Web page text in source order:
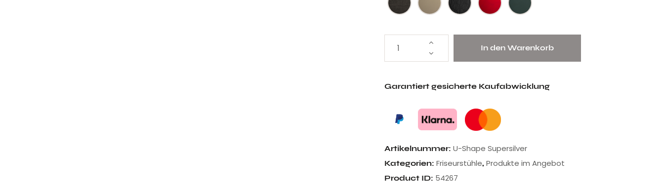
In den Warenkorb
Garantiert gesicherte Kaufabwicklung
Artikelnummer: U-Shape Supersilver
Kategorien: Friseurstühle, Produkte im Angebot
Product ID: 54267